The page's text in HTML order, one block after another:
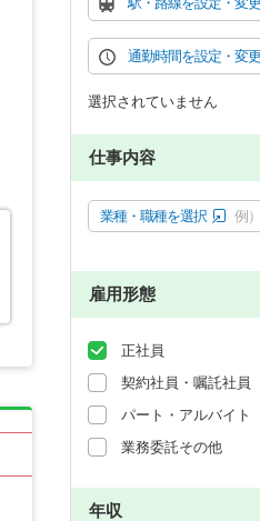
通勤時間を設定・変更
選択されていません
仕事内容
業種・職種を選択 例
雇用形態
正社員
契約社員・嘱託社員
パート・アルバイト
業務委託その他
年収